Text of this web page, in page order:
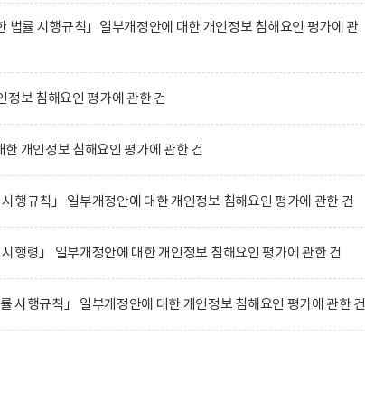
법률 시행규칙」일부개정안에 대한 개인정보 침해요인 평가에 관
정보 침해요인 평가에 관한 건
개인정보 침해요인 평가에 관한 건
행규칙」 일부개정안에 대한 개인정보 침해요인 평가에 관한 건
행령」 일부개정안에 대한 개인정보 침해요인 평가에 관한 건
시행규칙」 일부개정안에 대한 개인정보 침해요인 평가에 관한 건